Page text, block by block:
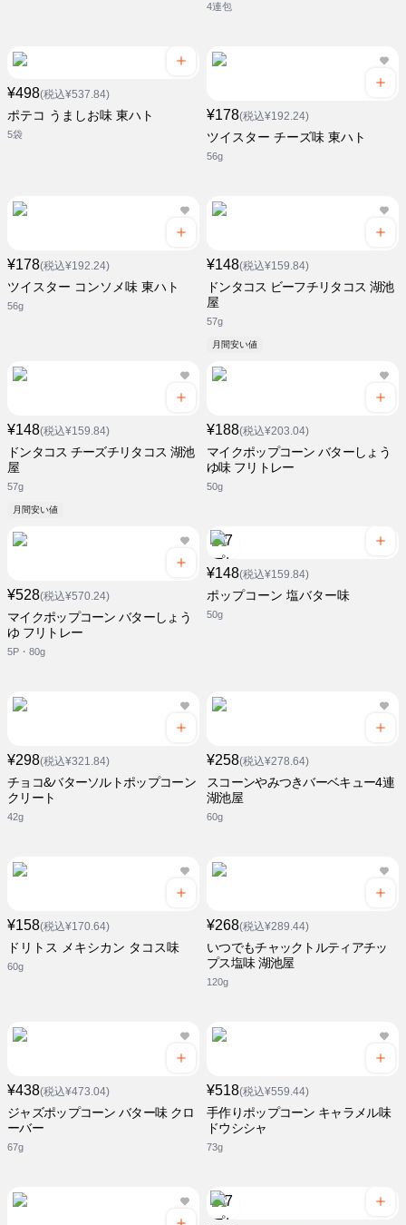
4連包
¥498(税込¥537.84)
ポテコ うましお味 東ハト
5袋
¥178(税込¥192.24)
ツイスター チーズ味 東ハト
56g
¥178(税込¥192.24)
ツイスター コンソメ味 東ハト
56g
¥148(税込¥159.84)
ドンタコス ビーフチリタコス 湖池
屋
57g
月間安い値
¥148(税込¥159.84)
ドンタコス チーズチリタコス 湖池
屋
57g
月間安い値
¥188(税込¥203.04)
マイクポップコーン バターしょう
ゆ味 フリトレー
50g
¥528(税込¥570.24)
マイクポップコーン バターしょう
ゆ フリトレー
5P・80g
¥148(税込¥159.84)
ポップコーン 塩バター味
50g
¥298(税込¥321.84)
チョコ&バターソルトポップコーン
クリート
42g
¥258(税込¥278.64)
スコーンやみつきバーベキュー4連
湖池屋
60g
¥158(税込¥170.64)
ドリトス メキシカン タコス味
60g
¥268(税込¥289.44)
いつでもチャックトルティアチッ
プス塩味 湖池屋
120g
¥438(税込¥473.04)
ジャズポップコーン バター味 クロ
ーバー
67g
¥518(税込¥559.44)
手作りポップコーン キャラメル味
ドウシシャ
73g